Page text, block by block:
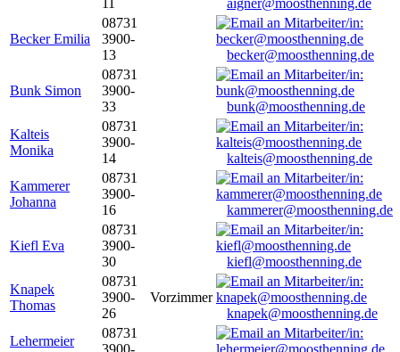
aigner@moosthenning.de
Becker Emilia
08731
3900-
13
becker@moosthenning.de
Bunk Simon
08731
3900-
33
bunk@moosthenning.de
Kalteis
Monika
08731
3900-
14
kalteis@moosthenning.de
Kammerer
Johanna
08731
3900-
16
kammerer@moosthenning.de
Kiefl Eva
08731
3900-
30
kiefl@moosthenning.de
Knapek
Thomas
08731
3900-
26
Vorzimmer
knapek@moosthenning.de
Lehermeier
08731